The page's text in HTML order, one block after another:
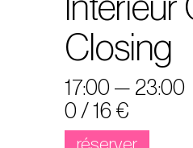
Intérieur
Closing
17:00 — 23:00
0 / 16 €
réserver